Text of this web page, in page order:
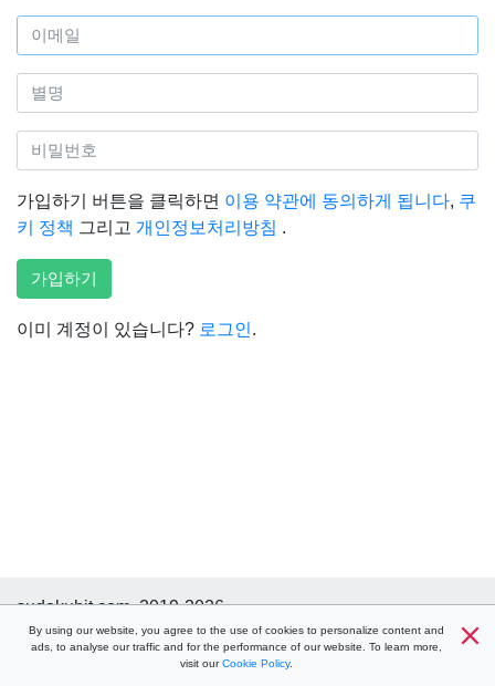
가입하기 버튼을 클릭하면 이용 약관에 동의하게 됩니다, 쿠
키 정책 그리고 개인정보처리방침 .
가입하기
이미 계정이 있습니다? 로그인.
sudokuhit.com, 2019-2026
도움말
이용 약관 쿠키 정책 개인정보처리방침
콘
By using our website, you agree to the use of cookies to personalize content and
ads, to analyse our traffic and for the performance of our website. To learn more,
visit ourCookie Policy.